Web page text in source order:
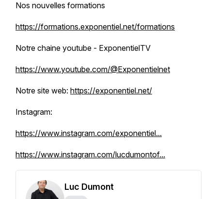
Nos nouvelles formations
https://formations.exponentiel.net/formations
Notre chaine youtube - ExponentielTV
https://www.youtube.com/@Exponentielnet
Notre site web: https://exponentiel.net/
Instagram:
https://www.instagram.com/exponentiel...
https://www.instagram.com/lucdumontof...
Luc Dumont